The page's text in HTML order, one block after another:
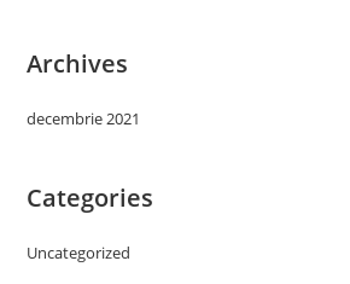
Archives
decembrie 2021
Categories
Uncategorized